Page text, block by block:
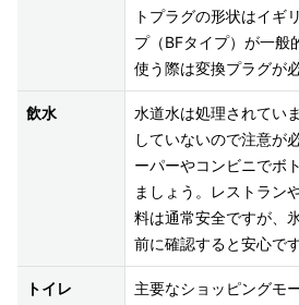
トプラグの形状はイ
プ（BFタイプ）が一般
使う際は変換プラグが
飲水
水道水は処理されてい
していないので注意が
ーパーやコンビニでボ
ましょう。レストラン
料は通常安全ですが、
前に確認すると安心です
トイレ
主要なショッピングモ